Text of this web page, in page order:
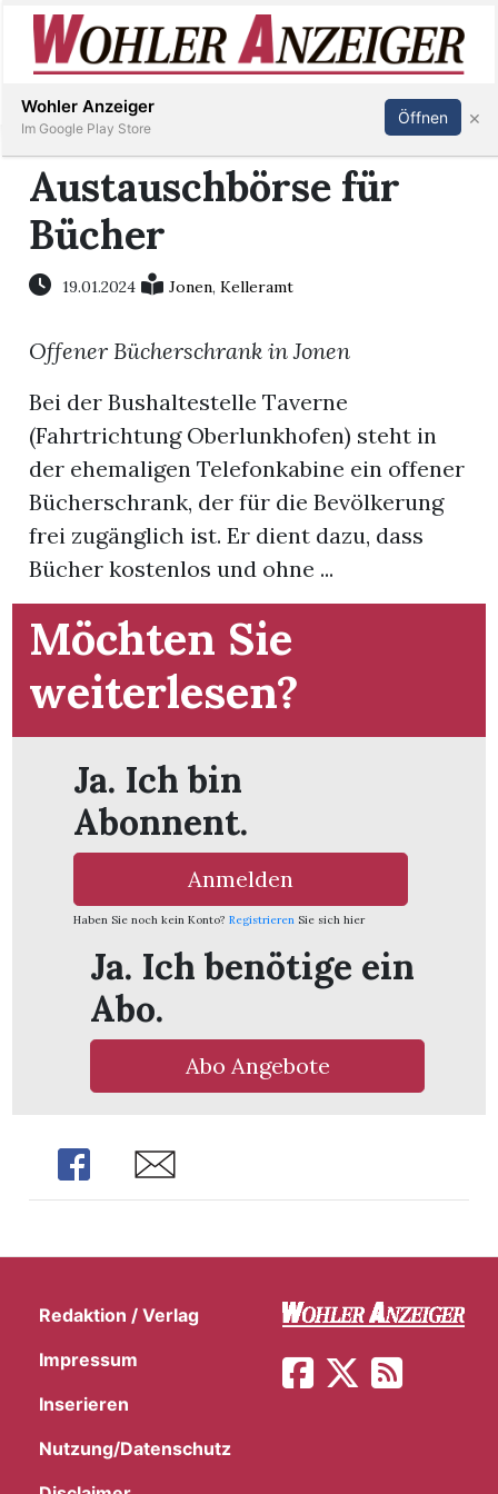
Immobilien
Veranstaltungen
Stellen
E-
Paper
Newsletter
Inserieren Abonnieren Anmelden
Austauschbörse für
Bücher
19.01.2024 Jonen,Kelleramt
Offener Bücherschrank in Jonen
Bei der Bushaltestelle Taverne
(Fahrtrichtung Oberlunkhofen) steht in
der ehemaligen Telefonkabine ein offener
Bücherschrank, der für die Bevölkerung
frei zugänglich ist. Er dient dazu, dass
Bücher kostenlos und ohne ...
Möchten Sie
weiterlesen?
Ja. Ich bin
Abonnent.
Anmelden
Haben Sie noch kein Konto? Registrieren Sie sich hier
Ja. Ich benötige ein
Abo.
Abo Angebote
Share Share
Redaktion / Verlag
Impressum
Inserieren
Nutzung/Datenschutz
Wohler Anzeiger
Im Google Play Store
Öffnen ×